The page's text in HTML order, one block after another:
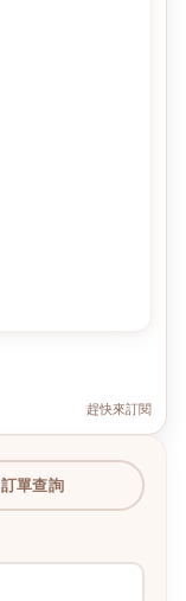
趕快來訂閱
訂單查詢